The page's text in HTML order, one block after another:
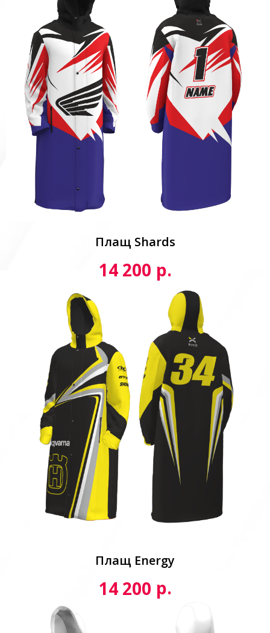
Плащ Shards
14 200 р.
Плащ Energy
14 200 р.